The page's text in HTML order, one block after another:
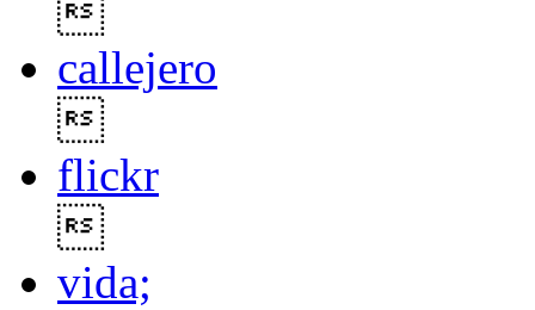
callejero
flickr
vida;